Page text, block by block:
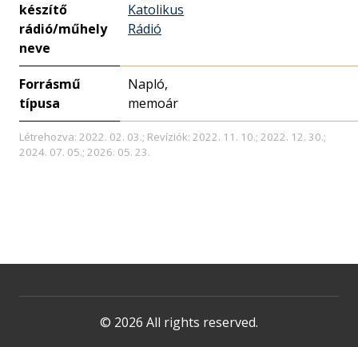
készítő
rádió/műhely
neve
Katolikus
Rádió
Forrásmű
típusa
Napló,
memoár
Létrehozva: 2022. 02. 03.; Revíziók: 2022. 11. 10.; 2022. 12. 30.;
2024. 07. 05.; 2026. 05. 23.
© 2026 All rights reserved.